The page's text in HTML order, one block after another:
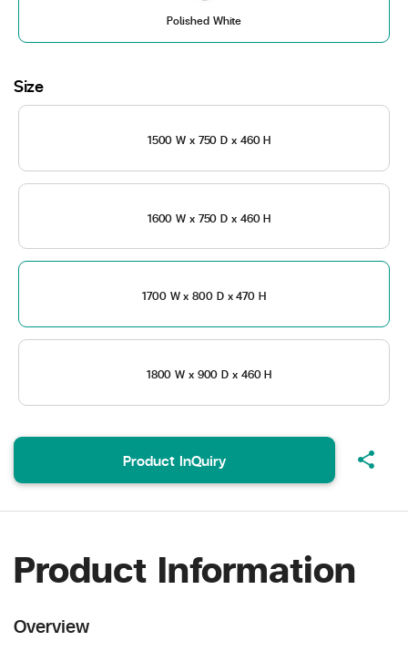
Polished White
Size
1500 W x 750 D x 460 H
1600 W x 750 D x 460 H
1700 W x 800 D x 470 H
1800 W x 900 D x 460 H
Product InQuiry share
Product Information
Overview